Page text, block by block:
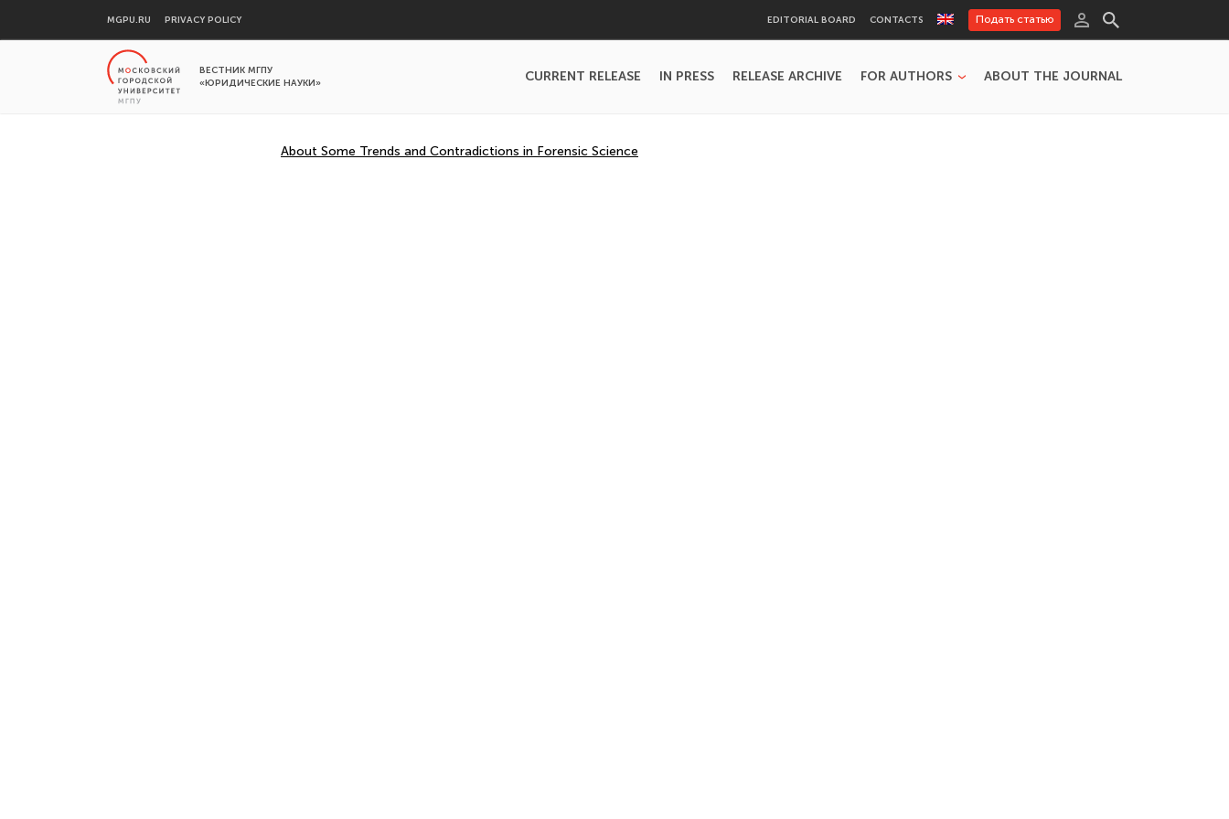
MGPU.RU PRIVACY POLICY EDITORIAL BOARD CONTACTS Подать статью
ВЕСТНИК МГПУ
«ЮРИДИЧЕСКИЕ НАУКИ»
CURRENT RELEASE IN PRESS RELEASE ARCHIVE FOR AUTHORS ABOUT THE JOURNAL
About Some Trends and Contradictions in Forensic Science